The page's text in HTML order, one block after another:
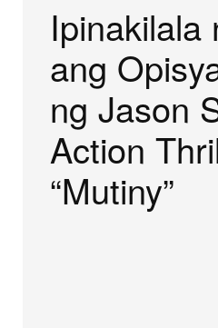
Ipinakilala
ang
ng Jason
Action
“Mutiny”